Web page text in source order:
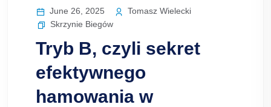
June 26, 2025
Tomasz Wielecki
Skrzynie Biegów
Tryb B, czyli sekret
efektywnego
hamowania w